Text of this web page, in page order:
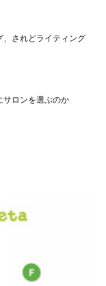
、されどライティング
サロンを選ぶのか